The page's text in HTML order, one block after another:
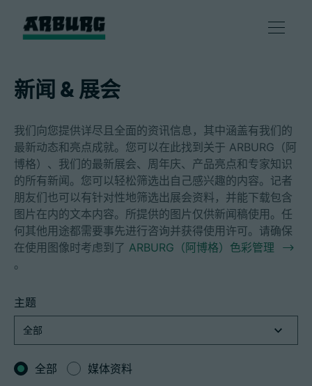
产品
解决方案
咨询和服务
智慧制造
企业
招聘信息
新闻 & 展会
我们向您提供详尽且全面的资讯信息，其中涵盖有我们的
最新动态和亮点成就。您可以在此找到关于 ARBURG（阿
博格）、我们的最新展会、周年庆、产品亮点和专家知识
的所有新闻。您可以轻松筛选出自己感兴趣的内容。记者
朋友们也可以有针对性地筛选出展会资料，并能下载包含
图片在内的文本内容。所提供的图片仅供新闻稿使用。任
何其他用途都需要事先进行咨询并获得使用许可。请确保
在使用图像时考虑到了 ARBURG（阿博格）色彩管理
。
主题
全部 媒体资料